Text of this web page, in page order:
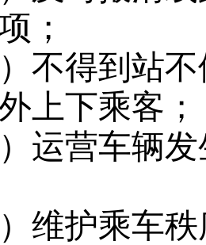
；
）不得到站
上下乘客；
）运营车辆
）维护乘车